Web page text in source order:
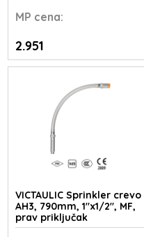
MP cena:
2.951
VICTAULIC Sprinkler crevo
AH3, 790mm, 1"x1/2", MF,
prav priključak